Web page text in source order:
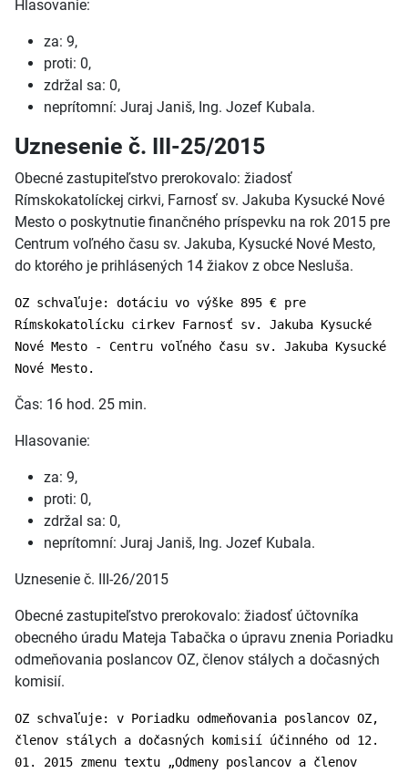
Hlasovanie:
za: 9,
proti: 0,
zdržal sa: 0,
neprítomní: Juraj Janiš, Ing. Jozef Kubala.
Uznesenie č. III-25/2015
Obecné zastupiteľstvo prerokovalo: žiadosť
Rímskokatolíckej cirkvi, Farnosť sv. Jakuba Kysucké Nové
Mesto o poskytnutie finančného príspevku na rok 2015 pre
Centrum voľného času sv. Jakuba, Kysucké Nové Mesto,
do ktorého je prihlásených 14 žiakov z obce Nesluša.
OZ schvaľuje: dotáciu vo výške 895 € pre
Rímskokatolícku cirkev Farnosť sv. Jakuba Kysucké
Nové Mesto - Centru voľného času sv. Jakuba Kysucké
Nové Mesto.
Čas: 16 hod. 25 min.
Hlasovanie:
za: 9,
proti: 0,
zdržal sa: 0,
neprítomní: Juraj Janiš, Ing. Jozef Kubala.
Uznesenie č. III-26/2015
Obecné zastupiteľstvo prerokovalo: žiadosť účtovníka
obecného úradu Mateja Tabačka o úpravu znenia Poriadku
odmeňovania poslancov OZ, členov stálych a dočasných
komisií.
OZ schvaľuje: v Poriadku odmeňovania poslancov OZ,
členov stálych a dočasných komisií účinného od 12.
01. 2015 zmenu textu „Odmeny poslancov a členov